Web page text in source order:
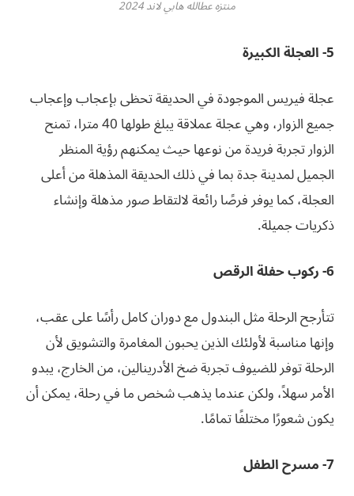
منتزه عطالله هابي لاند 2024
5- العجلة الكبيرة
عجلة فيريس الموجودة في الحديقة تحظى بإعجاب وإعجاب
جميع الزوار، وهي عجلة عملاقة يبلغ طولها 40 مترا، تمنح
الزوار تجربة فريدة من نوعها حيث يمكنهم رؤية المنظر
الجميل لمدينة جدة بما في ذلك الحديقة المذهلة من أعلى
العجلة، كما يوفر فرصًا رائعة لالتقاط صور مذهلة وإنشاء
ذكريات جميلة.
6- ركوب حفلة الرقص
تتأرجح الرحلة مثل البندول مع دوران كامل رأسًا على عقب،
وإنها مناسبة لأولئك الذين يحبون المغامرة والتشويق لأن
الرحلة توفر للضيوف تجربة ضخ الأدرينالين، من الخارج، يبدو
الأمر سهلاً، ولكن عندما يذهب شخص ما في رحلة، يمكن أن
يكون شعورًا مختلفًا تمامًا.
7- مسرح الطفل